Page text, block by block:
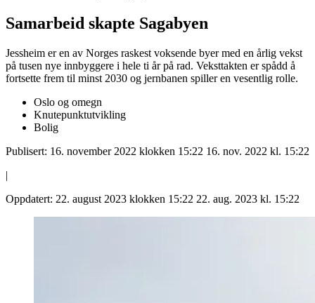
Samarbeid skapte Sagabyen
Jessheim er en av Norges raskest voksende byer med en årlig vekst
på tusen nye innbyggere i hele ti år på rad. Veksttakten er spådd å
fortsette frem til minst 2030 og jernbanen spiller en vesentlig rolle.
Oslo og omegn
Knutepunktutvikling
Bolig
Publisert: 16. november 2022 klokken 15:22 16. nov. 2022 kl. 15:22
|
Oppdatert: 22. august 2023 klokken 15:22 22. aug. 2023 kl. 15:22